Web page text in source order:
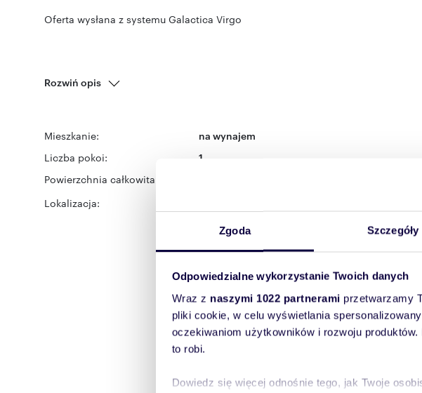
Zgoda Szczegóły
Odpowiedzialne wykorzystanie Twoich danych
Wraz z naszymi 1022 partnerami przetwarzamy
pliki cookie, w celu wyświetlania
oczekiwaniom użytkowników i rozwoju
to robi.
Dowiedz się więcej odnośnie tego, jak Twoje
Oferta wysłana z systemu Galactica Virgo
Rozwiń opis
Mieszkanie: na wynajem
Liczba pokoi: 1
Powierzchnia całkowita:
Lokalizacja:
Mokotówulica: